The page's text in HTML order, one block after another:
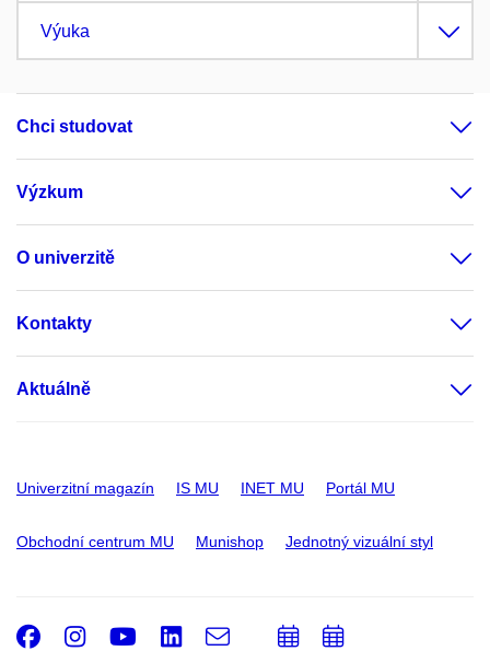
Výuka
Chci studovat
Výzkum
O univerzitě
Kontakty
Aktuálně
Univerzitní magazín IS MU INET MU Portál MU
Obchodní centrum MU Munishop Jednotný vizuální styl
Facebook
Instagram
Youtube
LinkedIn
e-
PřidatPřidat